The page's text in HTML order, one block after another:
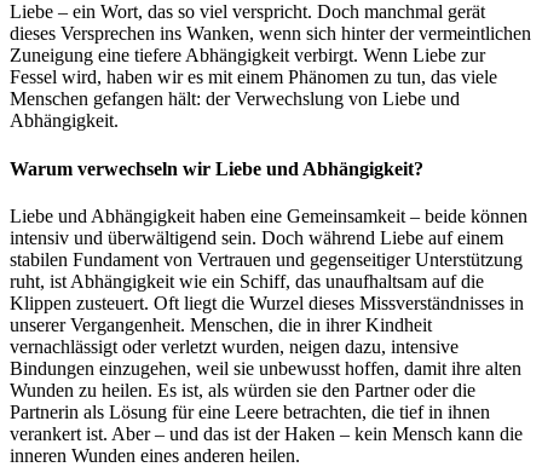
Liebe – ein Wort, das so viel verspricht. Doch manchmal gerät
dieses Versprechen ins Wanken, wenn sich hinter der vermeintlichen
Zuneigung eine tiefere Abhängigkeit verbirgt. Wenn Liebe zur
Fessel wird, haben wir es mit einem Phänomen zu tun, das viele
Menschen gefangen hält: der Verwechslung von Liebe und
Abhängigkeit.
Warum verwechseln wir Liebe und Abhängigkeit?
Liebe und Abhängigkeit haben eine Gemeinsamkeit – beide können
intensiv und überwältigend sein. Doch während Liebe auf einem
stabilen Fundament von Vertrauen und gegenseitiger Unterstützung
ruht, ist Abhängigkeit wie ein Schiff, das unaufhaltsam auf die
Klippen zusteuert. Oft liegt die Wurzel dieses Missverständnisses in
unserer Vergangenheit. Menschen, die in ihrer Kindheit
vernachlässigt oder verletzt wurden, neigen dazu, intensive
Bindungen einzugehen, weil sie unbewusst hoffen, damit ihre alten
Wunden zu heilen. Es ist, als würden sie den Partner oder die
Partnerin als Lösung für eine Leere betrachten, die tief in ihnen
verankert ist. Aber – und das ist der Haken – kein Mensch kann die
inneren Wunden eines anderen heilen.